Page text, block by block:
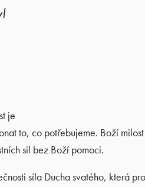
je
to, co potřebujeme. Boží
sil bez Boží pomoci.
síla Ducha svatého, která